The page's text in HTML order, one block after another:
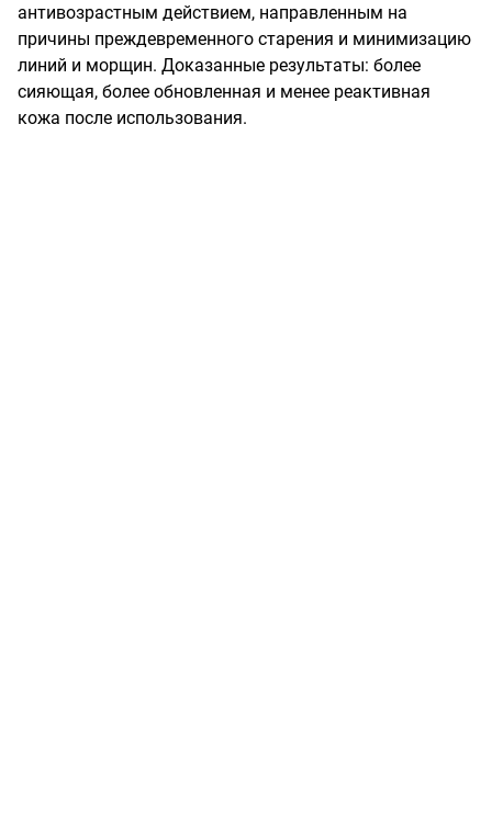
антивозрастным действием, направленным на
причины преждевременного старения и минимизацию
линий и морщин. Доказанные результаты: более
сияющая, более обновленная и менее реактивная
кожа после использования.